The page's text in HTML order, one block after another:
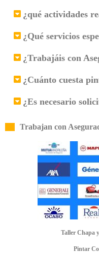
¿qué actividades
¿Qué servicios
¿Trabajáis con
¿Cuánto cuesta
¿Es necesario
Trabajan con
Taller Chapa
Pintar